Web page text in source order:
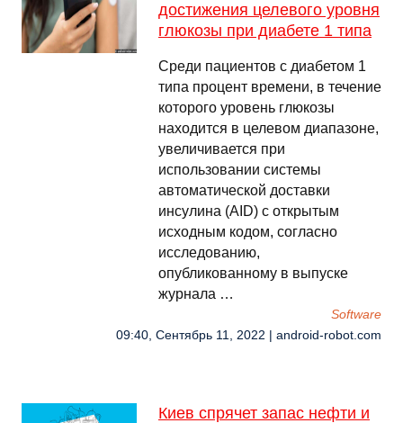
достижения целевого уровня
глюкозы при диабете 1 типа
Среди пациентов с диабетом 1
типа процент времени, в течение
которого уровень глюкозы
находится в целевом диапазоне,
увеличивается при
использовании системы
автоматической доставки
инсулина (AID) с открытым
исходным кодом, согласно
исследованию,
опубликованному в выпуске
журнала …
Software
09:40, Сентябрь 11, 2022 | android-robot.com
Киев спрячет запас нефти и